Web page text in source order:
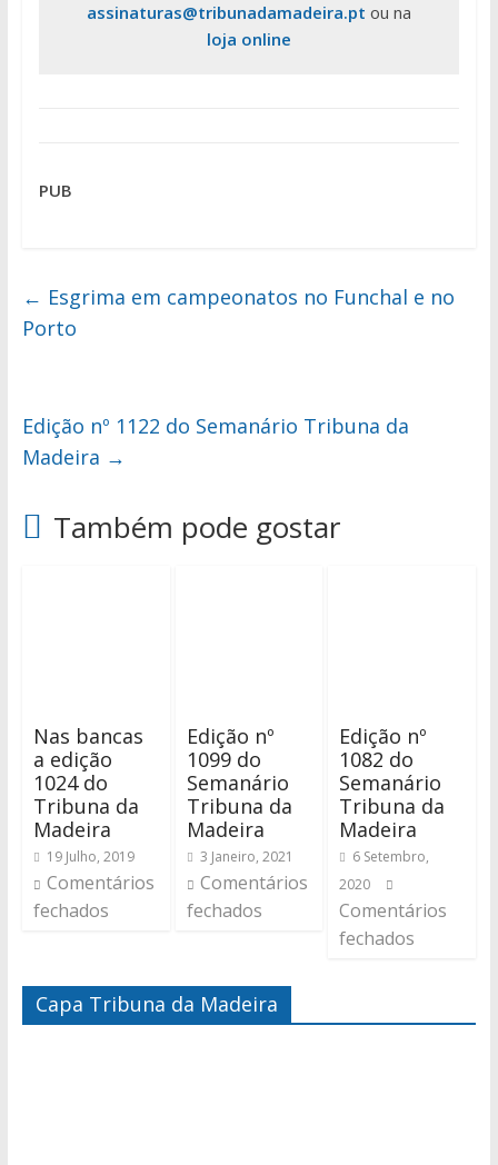
assinaturas@tribunadamadeira.pt ou na
loja online
PUB
← Esgrima em campeonatos no Funchal e no
Porto
Edição nº 1122 do Semanário Tribuna da
Madeira →
Também pode gostar
Nas bancas
a edição
1024 do
Tribuna da
Madeira
19 Julho, 2019
Comentários
fechados
Edição nº
1099 do
Semanário
Tribuna da
Madeira
3 Janeiro, 2021
Comentários
fechados
Edição nº
1082 do
Semanário
Tribuna da
Madeira
6 Setembro,
2020
Comentários
fechados
Capa Tribuna da Madeira